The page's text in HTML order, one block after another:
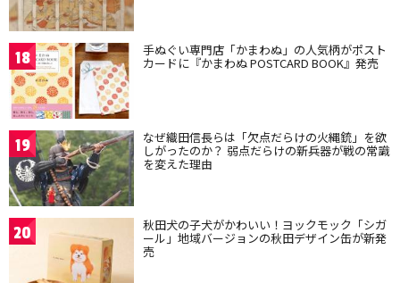
18 手ぬぐい専門店「かまわぬ」の人気柄がポスト
カードに『かまわぬ POSTCARD BOOK』発売
19 なぜ織田信長らは「欠点だらけの火縄銃」を欲
しがったのか？ 弱点だらけの新兵器が戦の常識
を変えた理由
20 秋田犬の子犬がかわいい！ヨックモック「シガ
ール」地域バージョンの秋田デザイン缶が新発
売